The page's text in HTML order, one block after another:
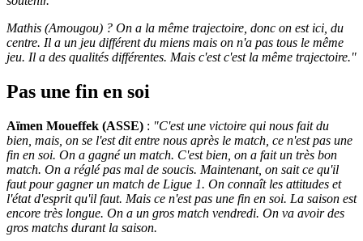
Mathis (Amougou) ? On a la même trajectoire, donc on est ici, du
centre. Il a un jeu différent du miens mais on n'a pas tous le même
jeu. Il a des qualités différentes. Mais c'est c'est la même trajectoire."
Pas une fin en soi
Aïmen Moueffek (ASSE) : "C'est une victoire qui nous fait du
bien, mais, on se l'est dit entre nous après le match, ce n'est pas une
fin en soi. On a gagné un match. C'est bien, on a fait un très bon
match. On a réglé pas mal de soucis. Maintenant, on sait ce qu'il
faut pour gagner un match de Ligue 1. On connaît les attitudes et
l'état d'esprit qu'il faut. Mais ce n'est pas une fin en soi. La saison est
encore très longue. On a un gros match vendredi. On va avoir des
gros matchs durant la saison.